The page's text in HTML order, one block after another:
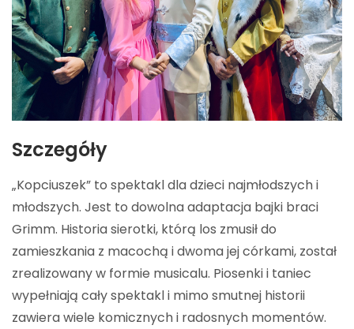
Szczegóły
„Kopciuszek” to spektakl dla dzieci najmłodszych i
młodszych. Jest to dowolna adaptacja bajki braci
Grimm. Historia sierotki, którą los zmusił do
zamieszkania z macochą i dwoma jej córkami, został
zrealizowany w formie musicalu. Piosenki i taniec
wypełniają cały spektakl i mimo smutnej historii
zawiera wiele komicznych i radosnych momentów.